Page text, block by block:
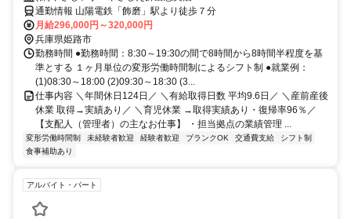
通勤情報 山陽電鉄「飾磨」駅より徒歩７分
月給296,000円～320,000円
兵庫県姫路市
勤務時間 ●勤務時間：8:30～19:30の間で8時間から8時間半程度を基
準とする １ヶ月単位の変形労働時間制によるシフト制 ●就業例：
(1)08:30～18:00 (2)09:30～18:30 (3...
仕事内容 ＼年間休日124日／ ＼有給取得日数 平均9.6日／ ＼産前産後
休業 取得→実績あり／ ＼育児休業 →取得実績あり・復帰率96％／
【支配人（管理者）の主なお仕事】 ・担当拠点の業績管理 ...
変形労働時間制 未経験者歓迎 経験者歓迎 ブランクOK 交通費支給
シフト制
食事補助あり
アルバイト・パート